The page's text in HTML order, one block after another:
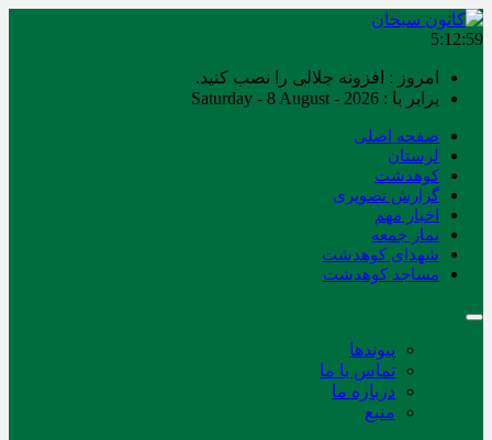
5:12:59
امروز : افزونه جلالی را نصب کنید.
برابر با : Saturday - 8 August - 2026
صفحه اصلی
لرستان
کوهدشت
گزارش تصویری
اخبار مهم
نماز جمعه
شهدای کوهدشت
مساجد کوهدشت
پیوندها
تماس با ما
درباره ما
منبع